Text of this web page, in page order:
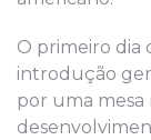
O primeiro
introdução
por uma